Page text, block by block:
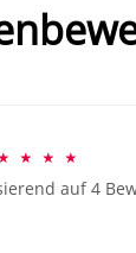
☆ ☆ ☆
auf 4